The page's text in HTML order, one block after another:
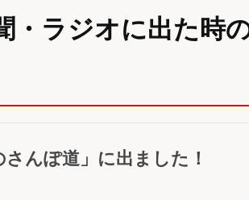
・ラジオに出た時
んぽ道」に出ました！